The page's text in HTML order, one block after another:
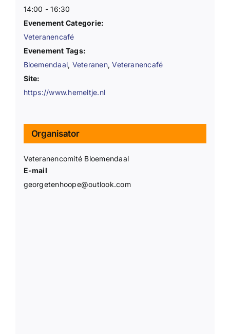
14:00 - 16:30
Evenement Categorie:
Veteranencafé
Evenement Tags:
Bloemendaal, Veteranen,Veteranencafé
Site:
https://www.hemeltje.nl
Organisator
Veteranencomité Bloemendaal
E-mail
georgetenhoope@outlook.com